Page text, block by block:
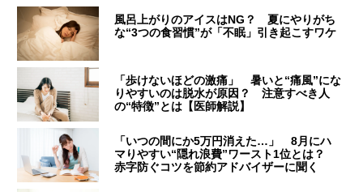
風呂上がりのアイスはNG？ 夏にやりがち
な“3つの食習慣”が「不眠」引き起こすワケ
「歩けないほどの激痛」 暑いと“痛風”にな
りやすいのは脱水が原因？ 注意すべき人
の“特徴”とは【医師解説】
「いつの間にか5万円消えた…」 8月にハ
マりやすい“隠れ浪費”ワースト1位とは？
赤字防ぐコツを節約アドバイザーに聞く